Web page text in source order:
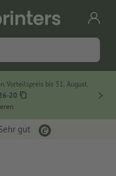
Vorteilspreis bis 31. August.
20
gut